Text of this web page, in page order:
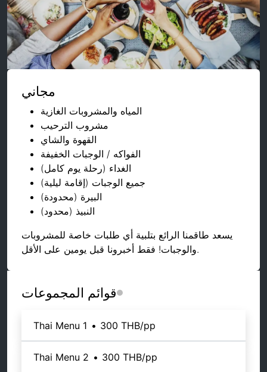
مجاني
المياه والمشروبات الغازية
مشروب الترحيب
القهوة والشاي
الفواكه / الوجبات الخفيفة
الغداء (رحلة يوم كامل)
جميع الوجبات (إقامة ليلية)
البيرة (محدودة)
النبيذ (محدود)
يسعد طاقمنا الرائع بتلبية أي طلبات خاصة للمشروبات
والوجبات! فقط أخبرونا قبل يومين على الأقل.
قوائم المجموعات
Thai Menu 1 • 300 THB/pp
Thai Menu 2 • 300 THB/pp